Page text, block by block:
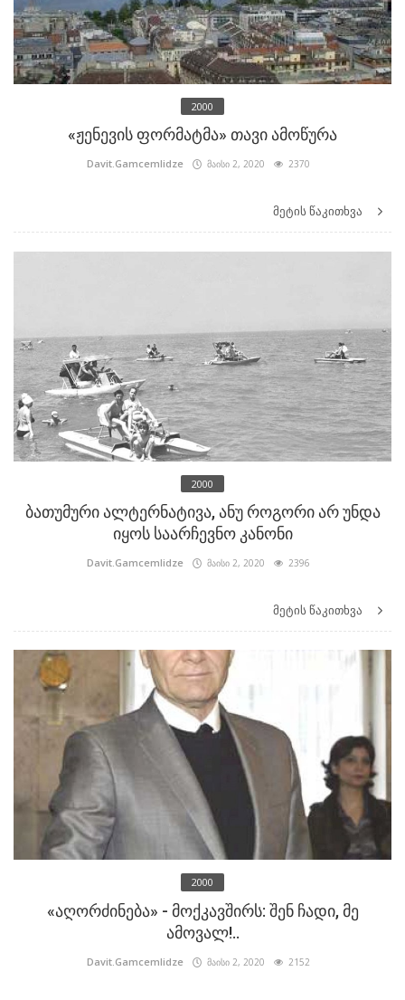
2000
«ჟენევის ფორმატმა» თავი ამოწურა
Davit.Gamcemlidze მაისი 2, 2020 2370
მეტის წაკითხვა
2000
ბათუმური ალტერნატივა, ანუ როგორი არ უნდა
იყოს საარჩევნო კანონი
Davit.Gamcemlidze მაისი 2, 2020 2396
მეტის წაკითხვა
2000
«აღორძინება» - მოქკავშირს: შენ ჩადი, მე
ამოვალ!..
Davit.Gamcemlidze მაისი 2, 2020 2152